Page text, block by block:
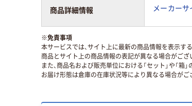
商品詳細情報 メーカー
※免責事項
本サービスでは、サイト上に最新の商品情報を表示す
商品とサイト上の商品情報の表記が異なる場合がござ
また、商品名および販売単位における「セット」や「箱
お届け形態は倉庫の在庫状況等により異なる場合がご